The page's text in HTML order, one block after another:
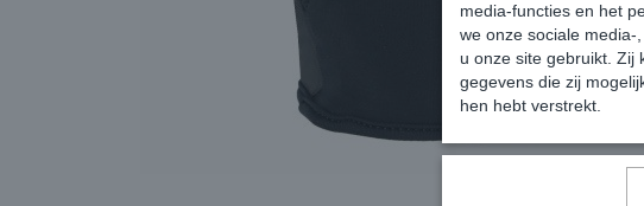
media-functies en het
we onze sociale
u onze site gebruikt. Zij
gegevens die zij
hen hebt verstrekt.